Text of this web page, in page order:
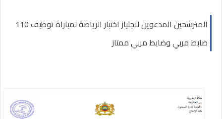
المترشحين المدعوين لاجتياز اختبار الرياضة لمباراة توظيف 110
ضابط مربي وضابط مربي ممتاز